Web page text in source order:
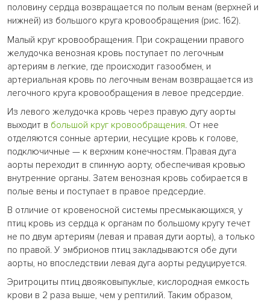
половину сердца возвращается по полым венам (верхней и
нижней) из большого круга кровообращения (рис. 162).
Малый круг кровообращения. При сокращении правого
желудочка венозная кровь поступает по легочным
артериям в легкие, где происходит газообмен, и
артериальная кровь по легочным венам возвращается из
легочного круга кровообращения в левое предсердие.
Из левого желудочка кровь через правую дугу аорты
выходит в большой круг кровообращения. От нее
отделяются сонные артерии, несущие кровь к голове,
подключичные — к верхним конечностям. Правая дуга
аорты переходит в спинную аорту, обеспечивая кровью
внутренние органы. Затем венозная кровь собирается в
полые вены и поступает в правое предсердие.
В отличие от кровеносной системы пресмыкающихся, у
птиц кровь из сердца к органам по большому кругу течет
не по двум артериям (левая и правая дуги аорты), а только
по правой. У эмбрионов птиц закладываются обе дуги
аорты, но впоследствии левая дуга аорты редуцируется.
Эритроциты птиц двояковыпуклые, кислородная емкость
крови в 2 раза выше, чем у рептилий. Таким образом,